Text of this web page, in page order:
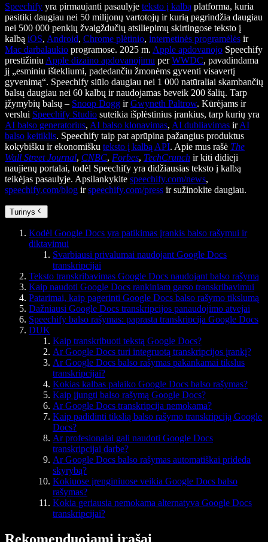
Speechify yra pirmaujanti pasaulyje teksto į kalbą platforma, kuria
pasitiki daugiau nei 50 milijonų vartotojų ir kurią pagrindžia daugiau
nei 500 000 penkių žvaigždučių atsiliepimų skirtingose teksto į
kalbą iOS, Android, Chrome plėtinio, internetinės programėlės ir
Mac darbalaukio programose. 2025 m. Apple apdovanojo Speechify
prestižiniu Apple dizaino apdovanojimu perWWDC, pavadindama
jį „esminiu ištekliumi, padedančiu žmonėms gyventi visavertį
gyvenimą“. Speechify siūlo daugiau nei 1 000 natūraliai skambančių
balsų daugiau nei 60 kalbų ir naudojamas beveik 200 šalių. Tarp
įžymybių balsų – Snoop Dogg irGwyneth Paltrow. Kūrėjams ir
verslui Speechify Studio suteikia išplėstinius įrankius, tarp kurių yra
AI balso generatorius, AI balso klonavimas, AI dubliavimas irAI
balso keitiklis. Speechify taip pat aprūpina pažangius produktus
kokybišku ir ekonomišku teksto į kalbą API. Apie mus rašė The
Wall Street Journal, CNBC, Forbes, TechCrunch ir kiti didieji
naujienų portalai, todėl Speechify yra didžiausias teksto į kalbą
teikėjas pasaulyje. Apsilankykite speechify.com/news,
speechify.com/blog irspeechify.com/press ir sužinokite daugiau.
Turinys
Kodėl Google Docs yra patikimas įrankis balso rašymui ir
diktavimui
Svarbiausi privalumai naudojant Google Docs
transkripcijai
Teksto transkribavimas Google Docs naudojant balso rašymą
Kaip naudoti Google Docs rankiniam garso transkribavimui
Patarimai, kaip pagerinti Google Docs balso rašymo tikslumą
Dažniausi Google Docs transkripcijos panaudojimo atvejai
Speechify balso rašymas: paprasta transkripcija Google Docs
DUK
Kaip transkribuoti tekstą Google Docs?
Ar Google Docs turi integruotą transkripcijos įrankį?
Ar Google Docs balso rašymas pakankamai tikslus
transkripcijai?
Kokias kalbas palaiko Google Docs balso rašymas?
Kaip įjungti balso rašymą Google Docs?
Ar Google Docs transkripcija nemokama?
Kaip padidinti tikslią balso rašymo transkripciją Google
Docs?
Ar profesionalai gali naudoti Google Docs
transkripcijai darbe?
Ar Google Docs balso rašymas automatiškai prideda
skyrybą?
Kokiuose įrenginiuose veikia Google Docs balso
rašymas?
Kokia geriausia nemokama alternatyva Google Docs
transkripcijai?